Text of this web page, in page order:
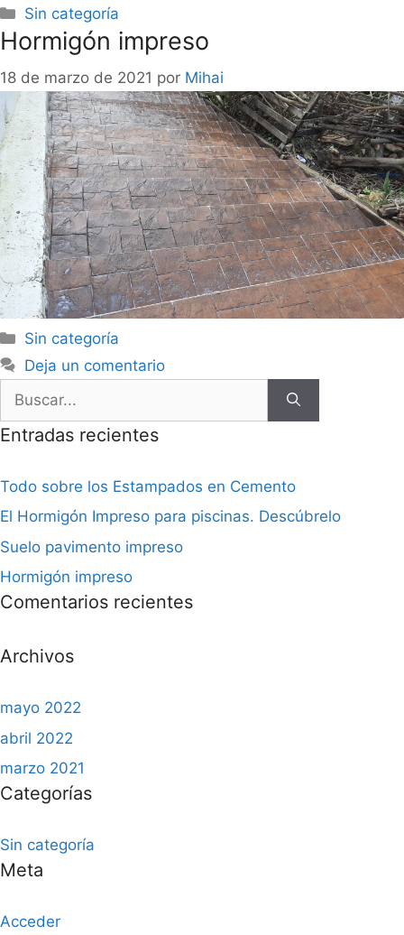
Sin categoría
Hormigón impreso
18 de marzo de 2021 por Mihai
Sin categoría
Deja un comentario
Entradas recientes
Todo sobre los Estampados en Cemento
El Hormigón Impreso para piscinas. Descúbrelo
Suelo pavimento impreso
Hormigón impreso
Comentarios recientes
Archivos
mayo 2022
abril 2022
marzo 2021
Categorías
Sin categoría
Meta
Acceder